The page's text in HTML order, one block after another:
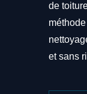
de
et sans